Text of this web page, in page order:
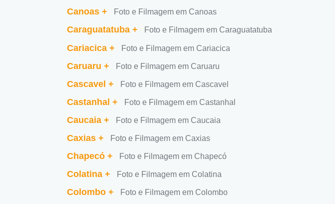
Canoas + Foto e Filmagem em Canoas
Caraguatatuba + Foto e Filmagem em Caraguatatuba
Cariacica + Foto e Filmagem em Cariacica
Caruaru + Foto e Filmagem em Caruaru
Cascavel + Foto e Filmagem em Cascavel
Castanhal + Foto e Filmagem em Castanhal
Caucaia + Foto e Filmagem em Caucaia
Caxias + Foto e Filmagem em Caxias
Chapecó + Foto e Filmagem em Chapecó
Colatina + Foto e Filmagem em Colatina
Colombo + Foto e Filmagem em Colombo